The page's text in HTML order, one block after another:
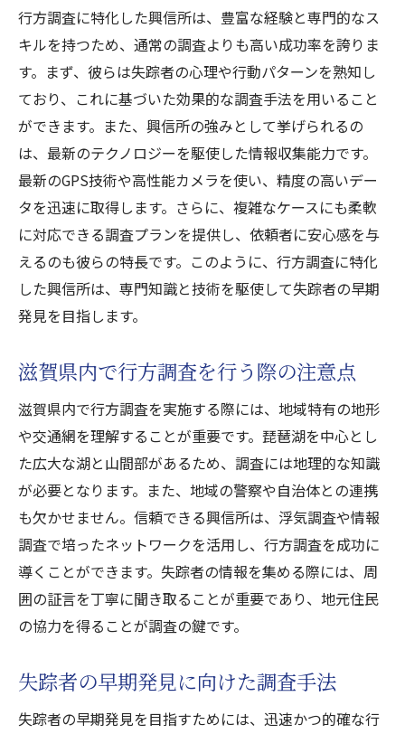
行方調査に特化した興信所は、豊富な経験と専門的なス
キルを持つため、通常の調査よりも高い成功率を誇りま
す。まず、彼らは失踪者の心理や行動パターンを熟知し
ており、これに基づいた効果的な調査手法を用いること
ができます。また、興信所の強みとして挙げられるの
は、最新のテクノロジーを駆使した情報収集能力です。
最新のGPS技術や高性能カメラを使い、精度の高いデー
タを迅速に取得します。さらに、複雑なケースにも柔軟
に対応できる調査プランを提供し、依頼者に安心感を与
えるのも彼らの特長です。このように、行方調査に特化
した興信所は、専門知識と技術を駆使して失踪者の早期
発見を目指します。
滋賀県内で行方調査を行う際の注意点
滋賀県内で行方調査を実施する際には、地域特有の地形
や交通網を理解することが重要です。琵琶湖を中心とし
た広大な湖と山間部があるため、調査には地理的な知識
が必要となります。また、地域の警察や自治体との連携
も欠かせません。信頼できる興信所は、浮気調査や情報
調査で培ったネットワークを活用し、行方調査を成功に
導くことができます。失踪者の情報を集める際には、周
囲の証言を丁寧に聞き取ることが重要であり、地元住民
の協力を得ることが調査の鍵です。
失踪者の早期発見に向けた調査手法
失踪者の早期発見を目指すためには、迅速かつ的確な行